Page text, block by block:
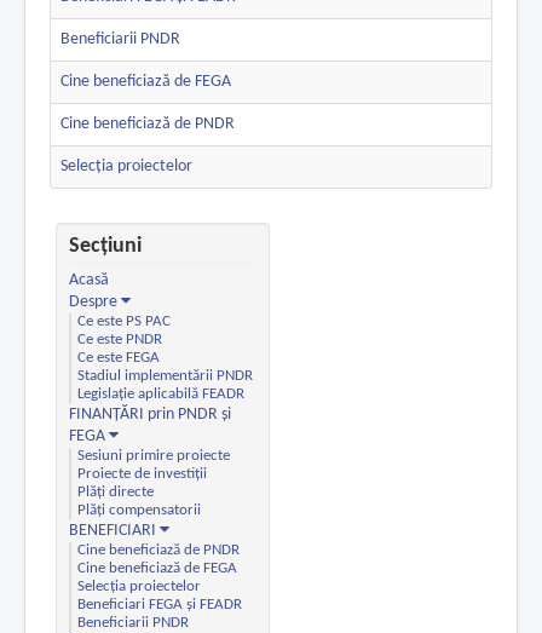
Beneficiarii PNDR
Cine beneficiază de FEGA
Cine beneficiază de PNDR
Selecția proiectelor
Secțiuni
Acasă
Despre
Ce este PS PAC
Ce este PNDR
Ce este FEGA
Stadiul implementării PNDR
Legislație aplicabilă FEADR
FINANȚĂRI prin PNDR și
FEGA
Sesiuni primire proiecte
Proiecte de investiții
Plăți directe
Plăți compensatorii
BENEFICIARI
Cine beneficiază de PNDR
Cine beneficiază de FEGA
Selecția proiectelor
Beneficiari FEGA și FEADR
Beneficiarii PNDR